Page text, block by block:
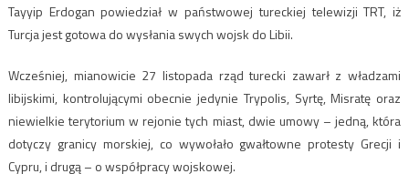
Tayyip Erdogan powiedział w państwowej tureckiej telewizji TRT, iż
Turcja jest gotowa do wysłania swych wojsk do Libii.
Wcześniej, mianowicie 27 listopada rząd turecki zawarł z władzami
libijskimi, kontrolującymi obecnie jedynie Trypolis, Syrtę, Misratę oraz
niewielkie terytorium w rejonie tych miast, dwie umowy – jedną, która
dotyczy granicy morskiej, co wywołało gwałtowne protesty Grecji i
Cypru, i drugą – o współpracy wojskowej.